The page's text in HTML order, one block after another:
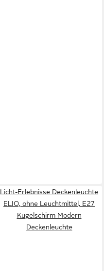
Licht-Erlebnisse Deckenleuchte
ELIO, ohne Leuchtmittel, E27
Kugelschirm Modern
Deckenleuchte